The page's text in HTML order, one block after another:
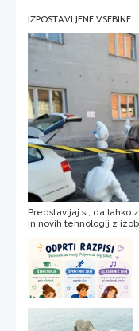
IZPOSTAVLJENE VSEBINE
Predstavljaj si, da lahko
in novih tehnologij z